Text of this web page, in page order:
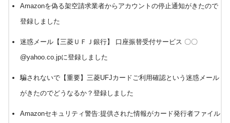
Amazonを偽る架空請求業者からアカウントの停止通知がきたので
登録しました
迷惑メール【三菱ＵＦＪ銀行】 口座振替受付サービス 〇〇
@yahoo.co.jpに登録しました
騙されないで【重要】三菱UFJカードご利用確認という迷惑メール
がきたのでどうなるか？登録しました
Amazonセキュリティ警告:提供された情報がカード発行者ファイル